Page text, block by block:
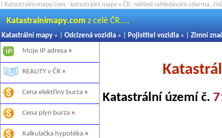
| Katastralni-mapy.com - katastrální mapy v ČR, náhled vyhledávání zdarma,
Katastralnimapy.com z celé ČR....
Katastrální mapy » | Odcizená vozidla » | Pojistitel vozidla » | Zimní
Moje IP adresa »
REALITY v ČR »
Cena elektřiny burza »
Cena plyn burza »
Kalkulačka hypotéka »
Katastrální území č.